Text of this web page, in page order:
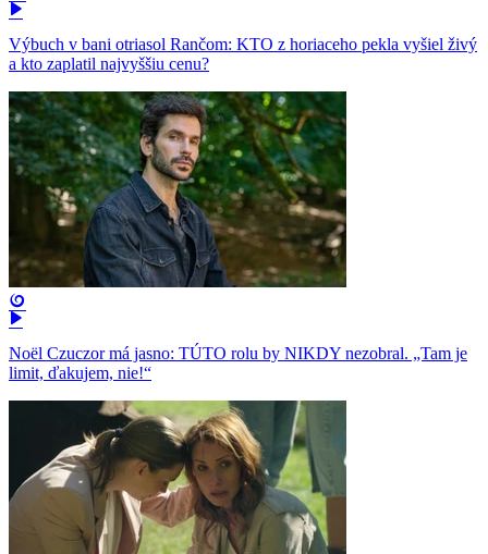
Výbuch v bani otriasol Rančom: KTO z horiaceho pekla vyšiel živý
a kto zaplatil najvyššiu cenu?
Noël Czuczor má jasno: TÚTO rolu by NIKDY nezobral. „Tam je
limit, ďakujem, nie!“